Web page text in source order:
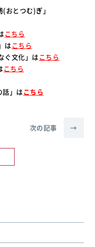
(おとつむ)ぎ 」
こちら
はこちら
ぐ文化」はこちら
こちら
話」はこちら
次の記事 →